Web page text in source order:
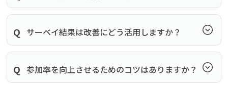
資料請求(無料) お見積もり依頼
Q サーベイ結果は改善にどう活用しますか？
Q 参加率を向上させるためのコツはありますか？